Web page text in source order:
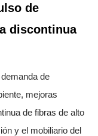
de
discontinua
de
mejoras
de fibras de alto
y el mobiliario del